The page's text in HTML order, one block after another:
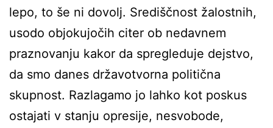
lepo, to še ni dovolj. Središčnost žalostnih,
usodo objokujočih citer ob nedavnem
praznovanju kakor da spregleduje dejstvo,
da smo danes državotvorna politična
skupnost. Razlagamo jo lahko kot poskus
ostajati v stanju opresije, nesvobode,